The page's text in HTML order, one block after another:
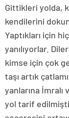
Gittikleri yolda,
kendilerini
Yaptıkları için
yanılıyorlar.
kimse için çok
taşı artık
yanlarına İmralı
yol tarif